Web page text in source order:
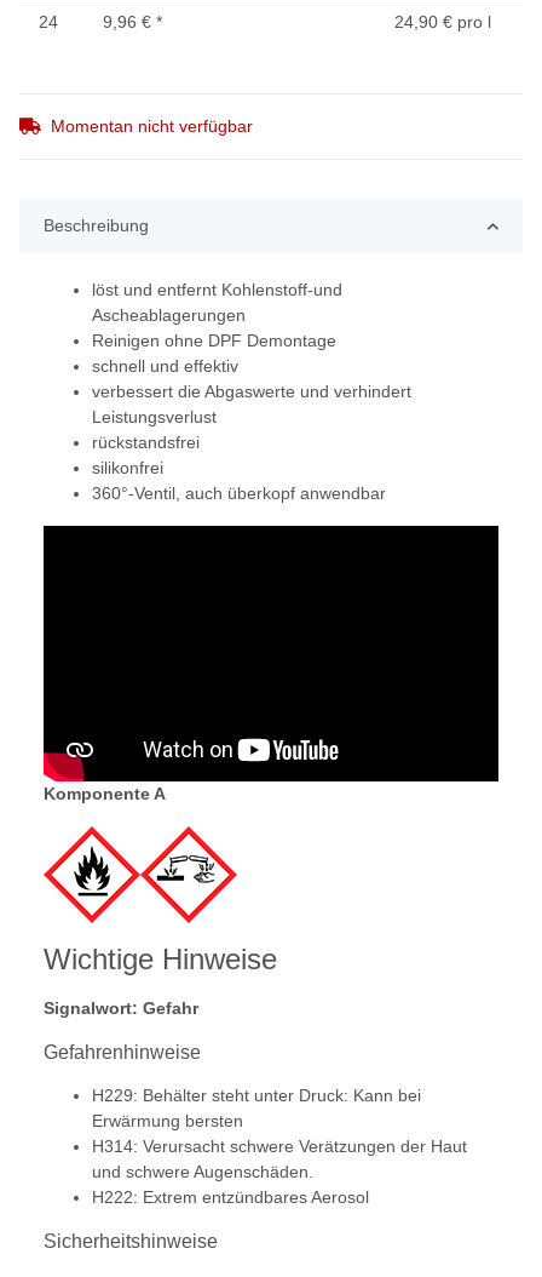
24 9,96 € * 24,90 € pro l
Momentan nicht verfügbar
Beschreibung
löst und entfernt Kohlenstoff-und
Ascheablagerungen
Reinigen ohne DPF Demontage
schnell und effektiv
verbessert die Abgaswerte und verhindert
Leistungsverlust
rückstandsfrei
silikonfrei
360°-Ventil, auch überkopf anwendbar
Komponente A
Wichtige Hinweise
Signalwort: Gefahr
Gefahrenhinweise
H229: Behälter steht unter Druck: Kann bei
Erwärmung bersten
H314: Verursacht schwere Verätzungen der Haut
und schwere Augenschäden.
H222: Extrem entzündbares Aerosol
Sicherheitshinweise